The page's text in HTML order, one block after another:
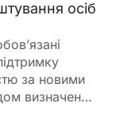
осіб
за новими
визначено